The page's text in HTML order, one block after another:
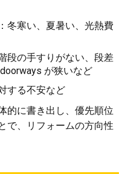
：冬寒い、夏暑い、光熱費
段の手すりがない、段差
が狭いなど
する不安など
的に書き出し、優先順位
で、リフォームの方向性